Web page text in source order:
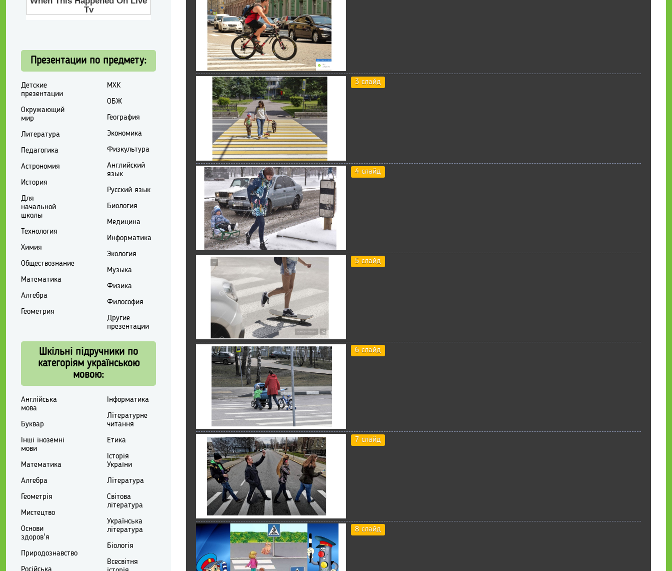
3 слайд
4 слайд
5 слайд
6 слайд
7 слайд
8 слайд
Презентации по предмету:
Детские
презентации
Окружающий
мир
Литература
Педагогика
Астрономия
История
Для
начальной
школы
Технология
Химия
Обществознание
Математика
Алгебра
Геометрия
МХК
ОБЖ
География
Экономика
Физкультура
Английский
язык
Русский язык
Биология
Медицина
Информатика
Экология
Музыка
Физика
Философия
Другие
презентации
Шкільні підручники по
категоріям українською
мовою:
Англійська
мова
Буквар
Інші іноземні
мови
Математика
Алгебра
Геометрія
Мистецтво
Основи
здоров'я
Природознавство
Інформатика
Літературне
читання
Етика
Історія
України
Література
Світова
література
Українська
література
Біологія
Всесвітня